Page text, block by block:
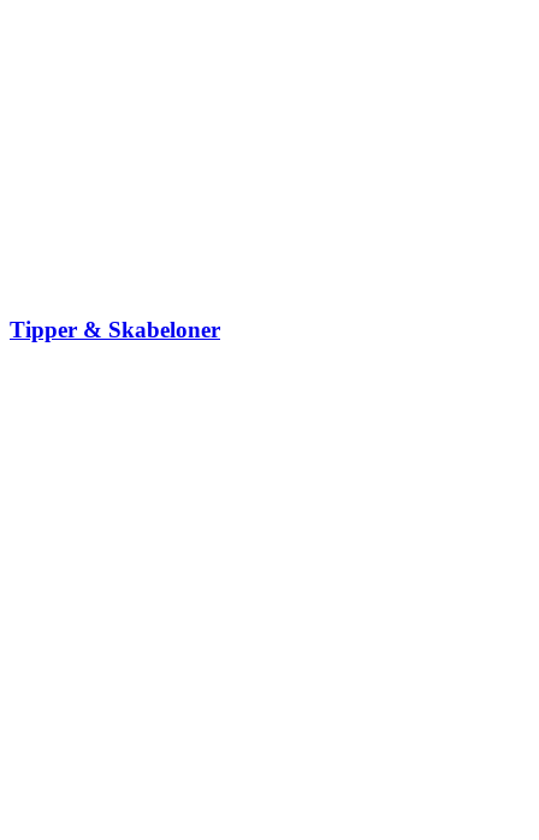
Tipper & Skabeloner